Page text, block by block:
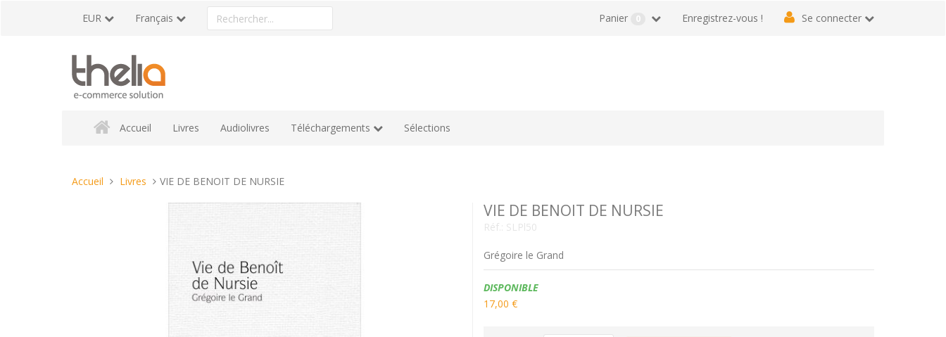
EUR Français
Rechercher
un
Enregistrez-vous ! Se connecter
Panier 0
Accueil Livres Audiolivres Téléchargements Sélections
Vous
Accueil Livres VIE DE BENOIT DE NURSIE
VIE DE BENOIT DE NURSIE
Réf.: SLPl50
Grégoire le Grand
Disponibilité:
DISPONIBLE
17,00 €